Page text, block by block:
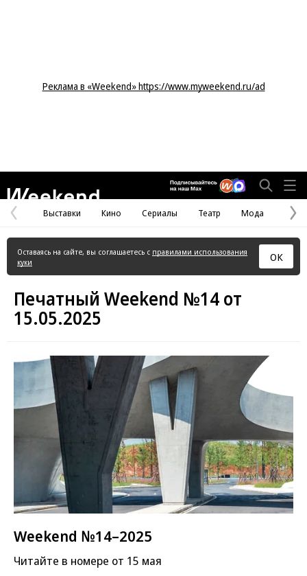
Реклама в «Weekend» https://www.myweekend.ru/ad
Предыдущая
страница
Выставки Кино Сериалы Театр Мода
Оставаясь на сайте, вы соглашаетесь с правилами использования
куки
ОК
Печатный Weekend №14 от
15.05.2025
Weekend №14–2025
Читайте в номере от 15 мая